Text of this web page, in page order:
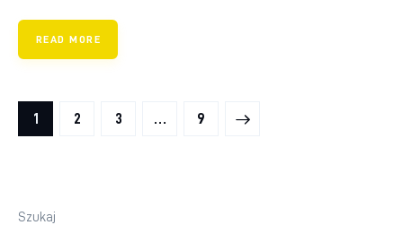
READ MORE
Stronicowanie wpisów
PAGE
1 PAGE
2 PAGE
3 … PAGE
9
>
Szukaj